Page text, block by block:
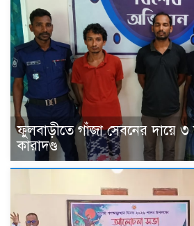
ফুলবাড়ীতে গাঁজা সেবনের দায়ে
কারাদণ্ড